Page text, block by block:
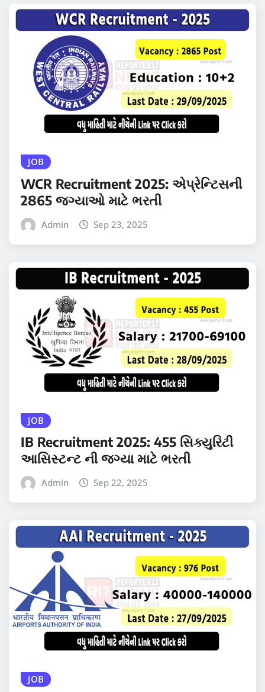
JOB
WCR Recruitment 2025: એપ્રેન્ટિસની
2865 જગ્યાઓ માટે ભરતી
Admin Sep 23, 2025
JOB
IB Recruitment 2025: 455 સિક્યુરિટી
આસિસ્ટન્ટ ની જગ્યા માટે ભરતી
Admin Sep 22, 2025
JOB